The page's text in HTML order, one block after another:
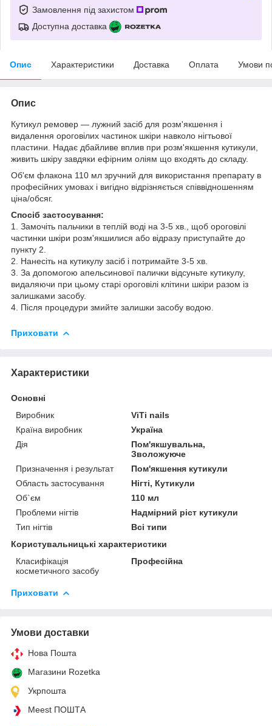
Замовлення під захистом
Доступна доставка
Опис Характеристики Доставка Оплата Умови
Опис
Кутикул ремовер ― лужний засіб для розм'якшення і
видалення ороговілих частинок шкіри навколо нігтьової
пластини. Надає дбайливе вплив при розм'якшення кутикули,
живить шкіру завдяки ефірним оліям що входять до складу.
Об'єм флакона 110 мл зручний для використання препарату в
професійних умовах і вигідно відрізняється співвідношенням
ціна/обсяг.
Спосіб застосування:
1. Замочіть пальчики в теплій воді на 3-5 хв., щоб ороговілі
частинки шкіри розм'якшилися або відразу приступайте до
пункту 2.
2. Нанесіть на кутикулу засіб і потримайте 3-5 хв.
3. За допомогою апельсинової палички відсуньте кутикулу,
видаляючи при цьому старі ороговілі клітини шкіри разом із
залишками засобу.
4. Після процедури змийте залишки засобу водою.
Приховати
Характеристики
Основні
Виробник
ViTi nails
Країна виробник
Україна
Дія
Пом'якшувальна,
Зволожуюче
Призначення і результат
Пом'якшення кутикули
Область застосування
Нігті, Кутикули
Об`єм
110 мл
Проблеми нігтів
Надмірний ріст кутикули
Тип нігтів
Всі типи
Користувальницькі характеристики
Класифікація
косметичного засобу
Професійна
Приховати
Умови доставки
Нова Пошта
Магазини Rozetka
Укрпошта
Meest ПОШТА